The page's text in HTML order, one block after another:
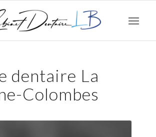
dentaire La
Colombes